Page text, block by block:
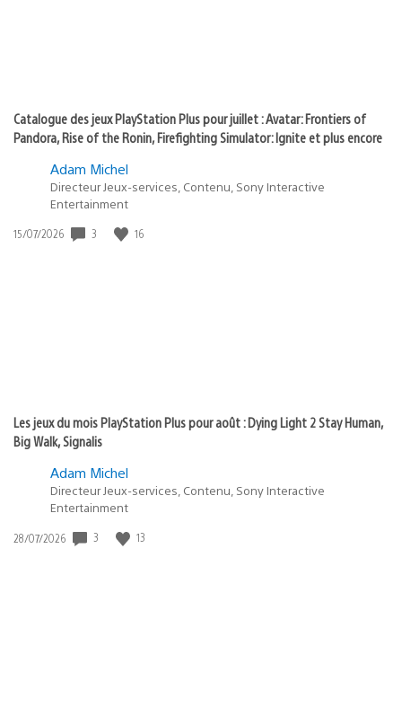
Catalogue des jeux PlayStation Plus pour juillet : Avatar: Frontiers of
Pandora, Rise of the Ronin, Firefighting Simulator: Ignite et plus encore
Adam Michel
Directeur Jeux-services, Contenu, Sony Interactive
Entertainment
Date
15/07/2026 3 16
Les jeux du mois PlayStation Plus pour août : Dying Light 2 Stay Human,
Big Walk, Signalis
Adam Michel
Directeur Jeux-services, Contenu, Sony Interactive
Entertainment
Date
28/07/2026 3 13